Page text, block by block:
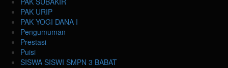
PAK URIP
PAK YOGI DANA I
Pengumuman
Prestasi
Puisi
SISWA SISWI SMPN 3 BABAT